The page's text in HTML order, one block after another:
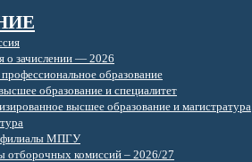
о зачислении — 2026
образование
образование и специалитет
высшее образование и магистратура
филиалы МПГУ
отборочных комиссий – 2026/27